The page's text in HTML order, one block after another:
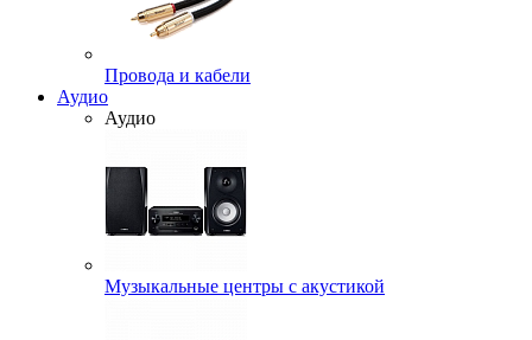
Провода и кабели
Аудио
Аудио
Музыкальные центры с акустикой